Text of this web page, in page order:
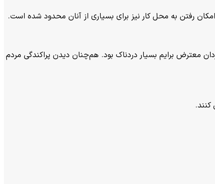
رفتن به محل کار نیز برای بسیاری از آنان محدود شده است.
معترض برایم بسیار دردناک بود. هم‌چنان دیدن پراکندگی مردم
کنند.